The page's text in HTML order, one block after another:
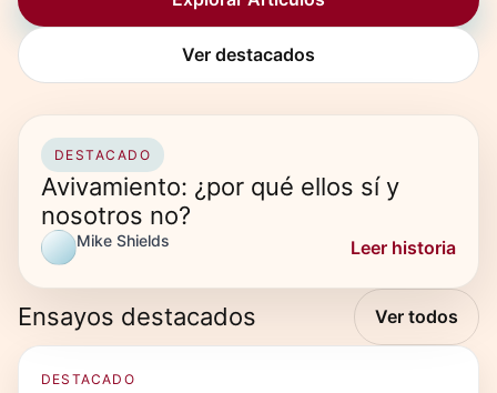
Ver destacados
DESTACADO
Avivamiento: ¿por qué ellos sí y
nosotros no?
Mike Shields Leer historia
Ensayos destacados Ver todos
DESTACADO